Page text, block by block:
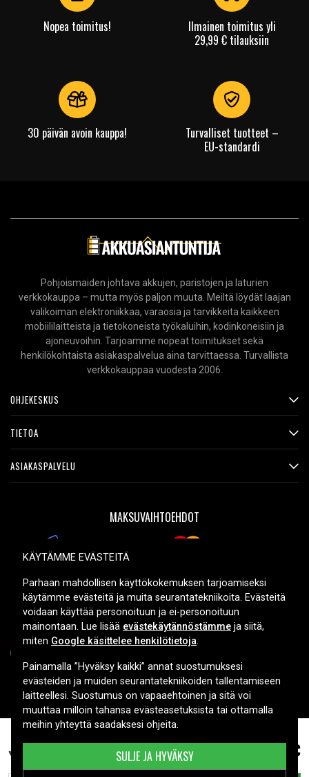
J6oJ5 laitteelle Dell, 7.6V, 7200 mAh 47,99 €
Nopea toimitus!
Ilmainen toimitus yli
29,99 € tilauksiin
30 päivän avoin kauppa!
Turvalliset tuotteet –
EU-standardi
Pohjoismaiden johtava akkujen, paristojen ja laturien
verkkokauppa – mutta myös paljon muuta. Meiltä löydät laajan
valikoiman elektroniikkaa, varaosia ja tarvikkeita kaikkeen
mobiililaitteista ja tietokoneista työkaluihin, kodinkoneisiin ja
ajoneuvoihin. Tarjoamme nopeat toimitukset sekä
henkilökohtaista asiakaspalvelua aina tarvittaessa. Turvallista
verkkokauppaa vuodesta 2006.
OHJEKESKUS
TIETOA
ASIAKASPALVELU
MAKSUVAIHTOEHDOT
TOIMITUSVAIHTOEHDOT
Copyright © 2026, Spares Nordic AB
KÄYTÄMME EVÄSTEITÄ
Parhaan mahdollisen käyttökokemuksen tarjoamiseksi
käytämme evästeitä ja muita seurantatekniikoita. Evästeitä
voidaan käyttää personoituun ja ei-personoituun
mainontaan. Lue lisää evästekäytännöstämme ja siitä,
miten Google käsittelee henkilötietoja.
Painamalla ”Hyväksy kaikki” annat suostumuksesi
evästeiden ja muiden seurantatekniikoiden tallentamiseen
laitteellesi. Suostumus on vapaaehtoinen ja sitä voi
muuttaa milloin tahansa evästeasetuksista tai ottamalla
meihin yhteyttä saadaksesi ohjeita.
SULJE JA HYVÄKSY